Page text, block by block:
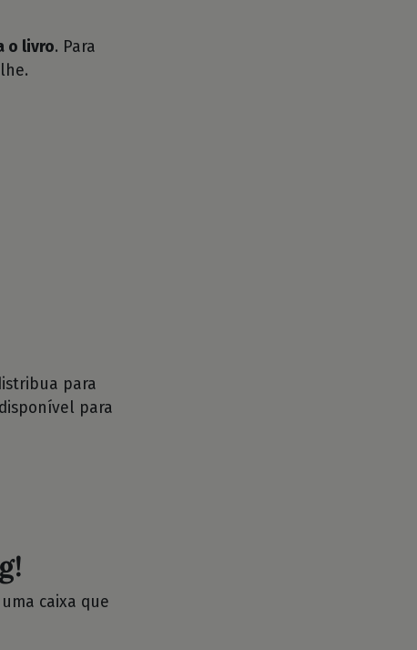
o livro. Para
para
para
caixa que